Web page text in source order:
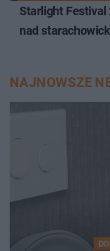
Starlight
nad
NAJNOWSZE